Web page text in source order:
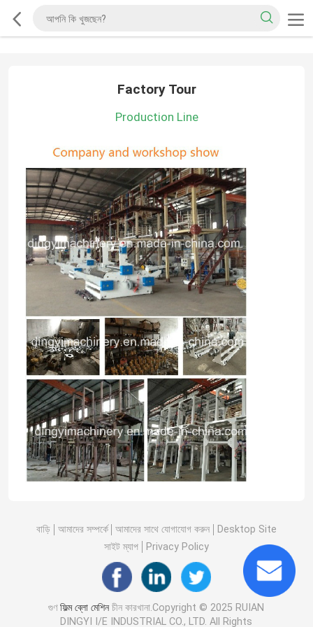
Factory Tour
Production Line
বাড়ি আমাদের সম্পর্কে আমাদের সাথে যোগাযোগ করুন
Desktop Site
সাইট ম্যাপ
Privacy Policy
গুণফিল্ম ব্লো মেশিনচীন কারখানা.Copyright © 2025 RUIAN
DINGYI I/E INDUSTRIAL CO., LTD. All Rights